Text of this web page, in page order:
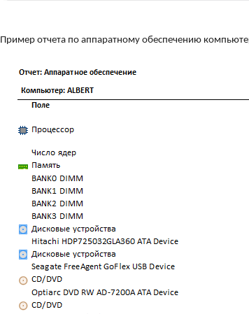
Пример отчета по аппаратному обеспечению